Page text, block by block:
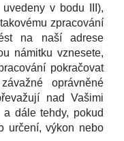
v bodu III),
zpracování
na naší adrese
námitku vznesete,
pokračovat
oprávněné
nad Vašimi
dále tehdy, pokud
určení, výkon nebo